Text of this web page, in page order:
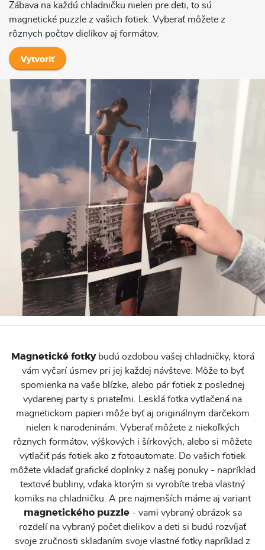
Zábava na každú chladničku nielen pre deti, to sú
magnetické puzzle z vašich fotiek. Vyberať môžete z
rôznych počtov dielikov aj formátov.
Vytvoriť
Magnetické fotky budú ozdobou vašej chladničky, ktorá
vám vyčarí úsmev pri jej každej návšteve. Môže to byť
spomienka na vaše blízke, alebo pár fotiek z poslednej
vydarenej party s priateľmi. Lesklá fotka vytlačená na
magnetickom papieri môže byť aj originálnym darčekom
nielen k narodeninám. Vyberať môžete z niekoľkých
rôznych formátov, výškových i šírkových, alebo si môžete
vytlačiť pás fotiek ako z fotoautomate. Do vašich fotiek
môžete vkladať grafické doplnky z našej ponuky - napríklad
textové bubliny, vďaka ktorým si vyrobíte treba vlastný
komiks na chladničku. A pre najmenších máme aj variant
magnetického puzzle - vami vybraný obrázok sa
rozdelí na vybraný počet dielikov a deti si budú rozvíjať
svoje zručnosti skladaním svoje vlastné fotky napríklad z